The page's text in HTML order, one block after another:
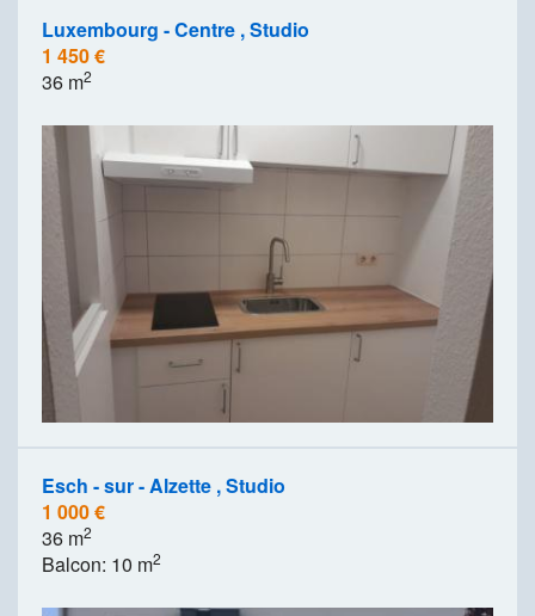
Luxembourg - Centre , Studio
1 450 €
36 m2
Esch - sur - Alzette , Studio
1 000 €
36 m2
Balcon: 10 m2